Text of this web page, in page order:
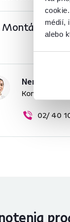
médií,
alebo
Montážny
Nenašli ste
Kontaktujte
02/ 40